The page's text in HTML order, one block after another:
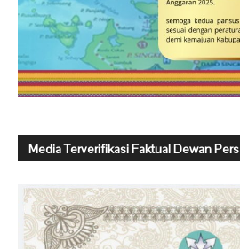
Media Terverifikasi Faktual Dewan Pers